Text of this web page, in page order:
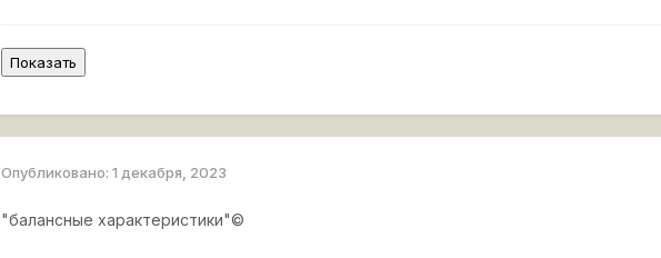
Опубликовано:1 декабря, 2023
"балансные характеристики"©